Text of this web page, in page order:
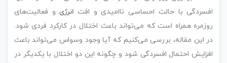
افسردگی با حالت احساسی ناامیدی و افتانرژیو فعالیت‌های
روزمره همراه است که می‌تواند باعث اختلال در کارکرد فردی شود.
در این مقاله، بررسی می‌کنیم که آیا وجود وسواس می‌تواند باعث
افزایش احتمال افسردگی شود و چگونه این دو اختلال با یکدیگر در